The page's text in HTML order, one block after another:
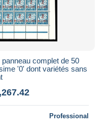
complet de 50
'0' dont variétés sans
Professional